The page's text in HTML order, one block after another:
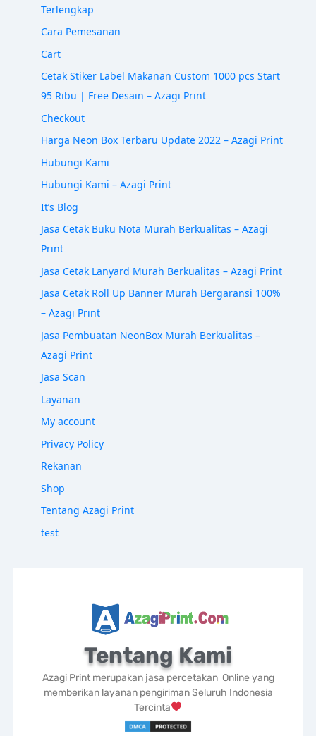
Terlengkap
Cara Pemesanan
Cart
Cetak Stiker Label Makanan Custom 1000 pcs Start
95 Ribu | Free Desain – Azagi Print
Checkout
Harga Neon Box Terbaru Update 2022 – Azagi Print
Hubungi Kami
Hubungi Kami – Azagi Print
It’s Blog
Jasa Cetak Buku Nota Murah Berkualitas – Azagi
Print
Jasa Cetak Lanyard Murah Berkualitas – Azagi Print
Jasa Cetak Roll Up Banner Murah Bergaransi 100%
– Azagi Print
Jasa Pembuatan NeonBox Murah Berkualitas –
Azagi Print
Jasa Scan
Layanan
My account
Privacy Policy
Rekanan
Shop
Tentang Azagi Print
test
Tentang Kami
Azagi Print merupakan jasa percetakan Online yang
memberikan layanan pengiriman Seluruh Indonesia
Tercinta